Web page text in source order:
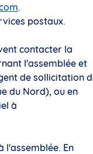
.
postaux.
contacter la
l'assemblée et
de sollicitation
du Nord), ou en
à
l'assemblée. En